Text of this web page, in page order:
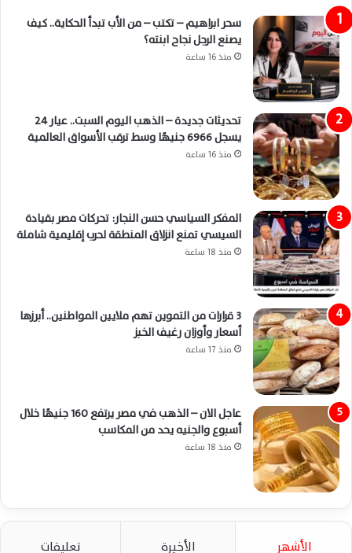
سحر ابراهيم – تكتب – من الأب تبدأ الحكاية.. كيف
يصنع الرجل نجاح ابنته؟
منذ 16 ساعة
تحديثات جديدة – الذهب اليوم السبت.. عيار 24
يسجل 6966 جنيهًا وسط ترقب الأسواق العالمية
منذ 16 ساعة
المفكر السياسي حسن النجار: تحركات مصر بقيادة
السيسي تمنع انزلاق المنطقة لحرب إقليمية شاملة
منذ 18 ساعة
3 قرارات من التموين تهم ملايين المواطنين.. أبرزها
أسعار وأوزان رغيف الخبز
منذ 17 ساعة
عاجل الان – الذهب في مصر يرتفع 160 جنيهًا خلال
أسبوع والجنيه يحد من المكاسب
منذ 18 ساعة
الأشهر الأخيرة تعليقات